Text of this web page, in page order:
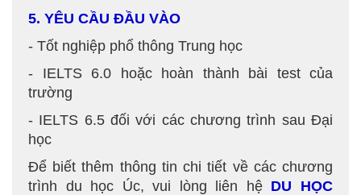
5. YÊU CẦU ĐẦU VÀO
- Tốt nghiệp phổ thông Trung học
- IELTS 6.0 hoặc hoàn thành bài test của
trường
- IELTS 6.5 đối với các chương trình sau Đại
học
Để biết thêm thông tin chi tiết về các chương
trình du học Úc, vui lòng liên hệ DU HỌC